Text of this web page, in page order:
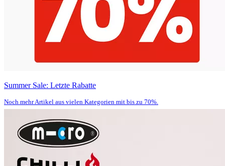
Summer Sale: Letzte Rabatte
Noch mehr Artikel aus vielen Kategorien mit bis zu 70%.